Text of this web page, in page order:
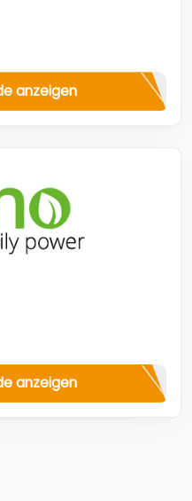
anzeigen
anzeigen